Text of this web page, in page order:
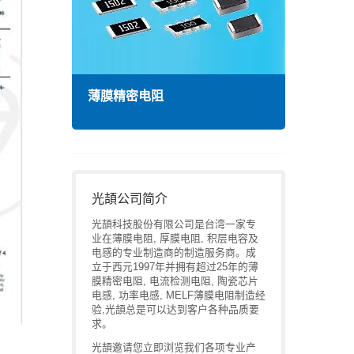
薄膜精密电阻
光頡公司简介
光頡科技股份有限公司是台湾一家专
业在薄膜电阻, 厚膜电阻, 积层电容及
电感的专业制造商的制造服务商。成
立于西元1997年并拥有超过25年的薄
膜精密电阻, 电流检测电阻, 陶瓷芯片
电感, 功率电感, MELF薄膜电阻制造经
验,光頡总是可以达到客户各种品质要
求。
光頡邀请您立即浏览我们各项专业产